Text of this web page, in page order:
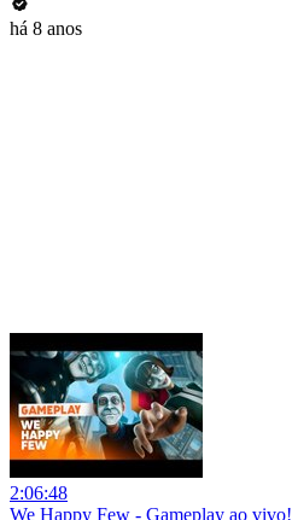
há 8 anos
2:06:48
We Happy Few - Gameplay ao vivo!